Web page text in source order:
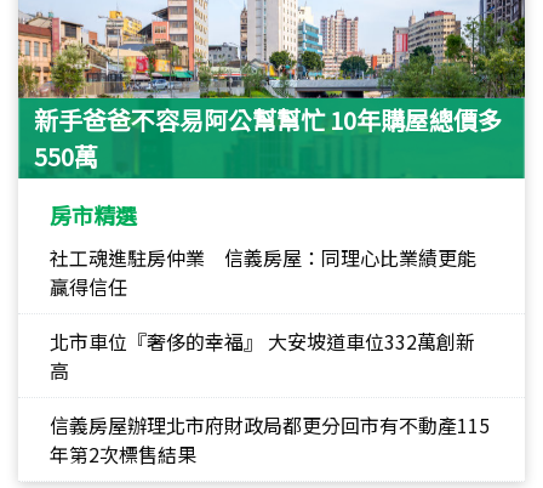
新手爸爸不容易阿公幫幫忙 10年購屋總價多
550萬
房市精選
社工魂進駐房仲業 信義房屋：同理心比業績更能
贏得信任
北市車位『奢侈的幸福』 大安坡道車位332萬創新
高
信義房屋辦理北市府財政局都更分回市有不動產115
年第2次標售結果